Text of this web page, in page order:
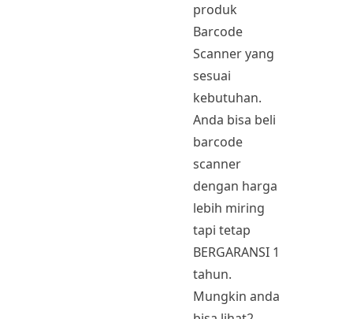
produk
Barcode
Scanner yang
sesuai
kebutuhan.
Anda bisa beli
barcode
scanner
dengan harga
lebih miring
tapi tetap
BERGARANSI 1
tahun.
Mungkin anda